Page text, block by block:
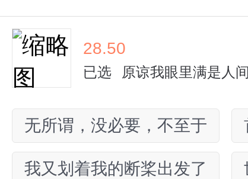
28.50
已选 原谅我眼里满是人
无所谓，没必要，不至于
我又划着我的断桨出发了